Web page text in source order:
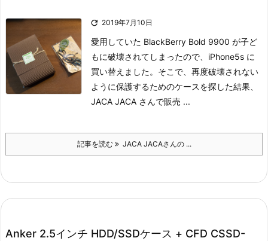
 2019年7月10日
愛用していた BlackBerry Bold 9900 が子ど
もに破壊されてしまったので、iPhone5s に
買い替えました。 そこで、再度破壊されない
ように保護するためのケースを探した結果、
JACA JACA さんで販売 ...
記事を読む JACA JACAさんの ...
Anker 2.5インチ HDD/SSDケース + CFD CSSD-